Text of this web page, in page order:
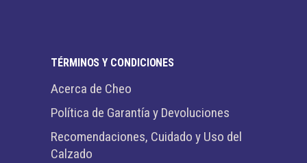
TÉRMINOS Y CONDICIONES
Acerca de Cheo
Política de Garantía y Devoluciones
Recomendaciones, Cuidado y Uso del
Calzado